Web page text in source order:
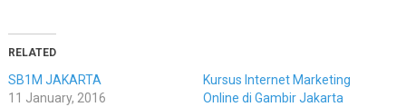
RELATED
SB1M JAKARTA
11 January, 2016
Kursus Internet Marketing
Online di Gambir Jakarta